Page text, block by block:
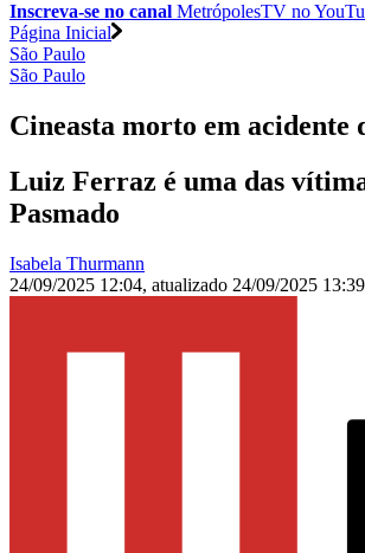
Inscreva-se no canal MetrópolesTV no
Página Inicial
São Paulo
São Paulo
Cineasta morto em
Luiz Ferraz é uma das
Pasmado
Isabela Thurmann
24/09/2025 12:04, atualizado 24/09/2025 13:39